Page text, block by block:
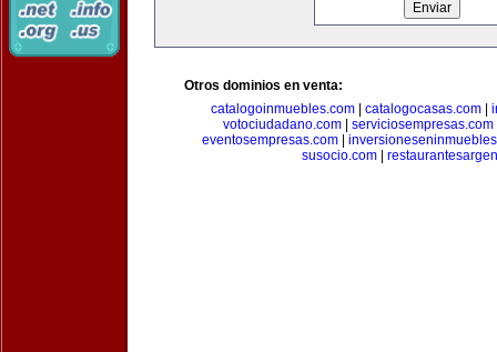
Otros dominios en venta:
catalogoinmuebles.com| catalogocasas.com|
votociudadano.com| serviciosempresas.com
eventosempresas.com
susocio.com|